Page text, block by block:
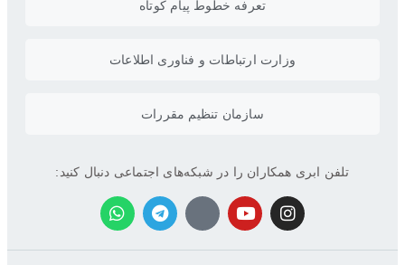
تعرفه خطوط پیام کوتاه
وزارت ارتباطات و فناوری اطلاعات
سازمان تنظیم مقررات
تلفن ابری همکاران را در شبکه‌های اجتماعی دنبال کنید: